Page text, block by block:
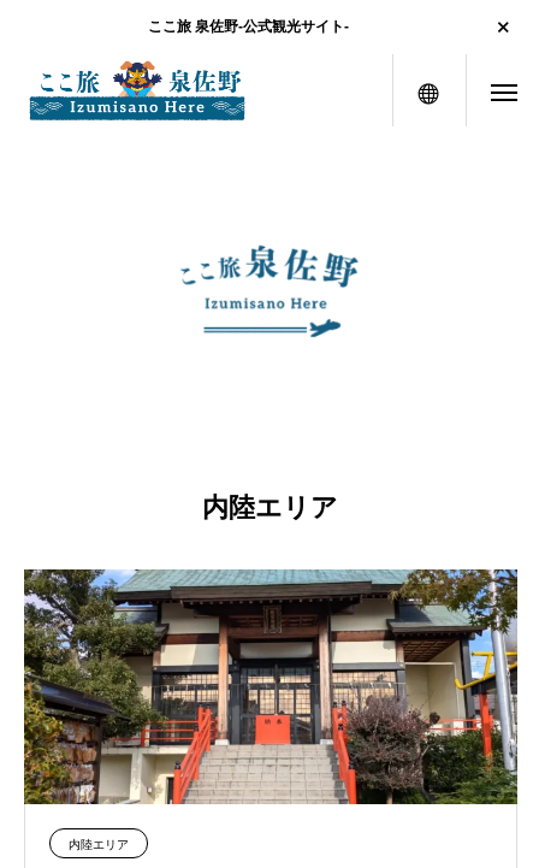
ここ旅 泉佐野-公式観光サイト-
メニュー
内陸エリア
内陸エリア